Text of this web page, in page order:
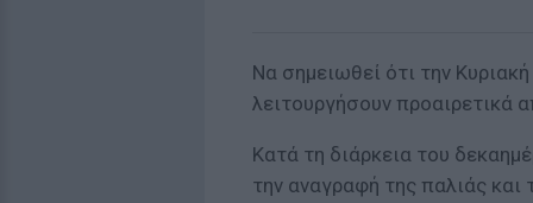
Να σημειωθεί ότι την
λειτουργήσουν προαιρετικά
Κατά τη διάρκεια του
την αναγραφή της παλιάς